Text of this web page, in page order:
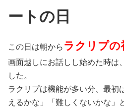
ートの日
この日は朝から ラクリプの
画面越しにお話しし始めた時は
した。
ラクリプは機能が多い分、最初
えるかな」「難しくないかな」